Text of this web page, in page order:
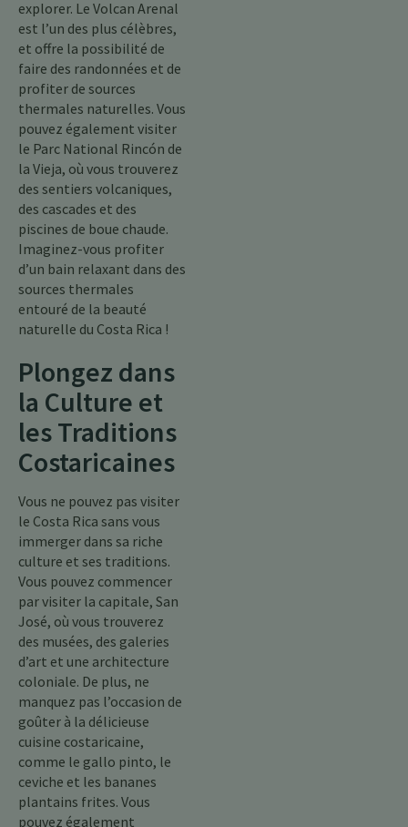
explorer. Le Volcan Arenal
est l’un des plus célèbres,
et offre la possibilité de
faire des randonnées et de
profiter de sources
thermales naturelles. Vous
pouvez également visiter
le Parc National Rincón de
la Vieja, où vous trouverez
des sentiers volcaniques,
des cascades et des
piscines de boue chaude.
Imaginez-vous profiter
d’un bain relaxant dans des
sources thermales
entouré de la beauté
naturelle du Costa Rica !
Plongez dans
la Culture et
les Traditions
Costaricaines
Vous ne pouvez pas visiter
le Costa Rica sans vous
immerger dans sa riche
culture et ses traditions.
Vous pouvez commencer
par visiter la capitale, San
José, où vous trouverez
des musées, des galeries
d’art et une architecture
coloniale. De plus, ne
manquez pas l’occasion de
goûter à la délicieuse
cuisine costaricaine,
comme le gallo pinto, le
ceviche et les bananes
plantains frites. Vous
pouvez également